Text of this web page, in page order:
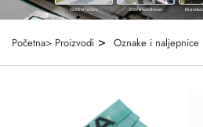
Početna> Proizvodi > Oznake i naljepnice